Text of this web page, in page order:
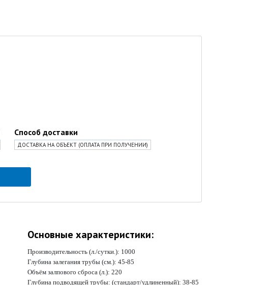
Способ доставки
ДОСТАВКА НА ОБЪЕКТ (ОПЛАТА ПРИ ПОЛУЧЕНИИ)
Основные характеристики:
Производительность (л./сутки.): 1000
Глубина залегания трубы (см.): 45-85
Объём залпового сброса (л.): 220
Глубина подводящей трубы: (стандарт/удлиненный): 38-85